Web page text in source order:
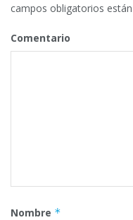
campos obligatorios
Comentario
Nombre *